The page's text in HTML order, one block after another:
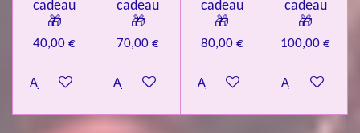
cadeau
🎁
40,00 €
Ajouter au panier
cadeau
🎁
70,00 €
Ajouter au panier
cadeau
🎁
80,00 €
Ajouter au panier
cadeau
🎁
100,00 €
Ajouter au